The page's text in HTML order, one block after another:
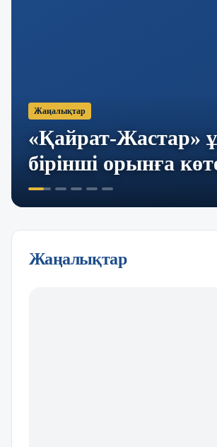
Жаңалықтар
«Қайрат-Жастар»
бірінші орынға
Жаңалықтар